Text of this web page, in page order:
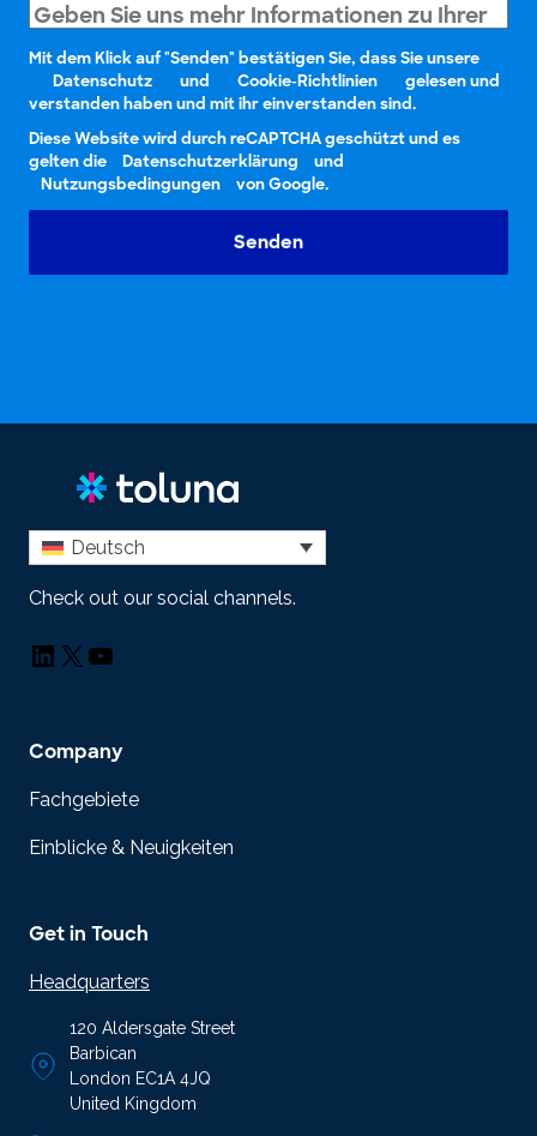
Mit dem Klick auf "Senden" bestätigen Sie, dass Sie unsere
Datenschutz
und Cookie-Richtlinien
gelesen und
verstanden haben und mit ihr einverstanden sind.
Diese Website wird durch reCAPTCHA geschützt und es
gelten die
Datenschutzerklärung
und
Nutzungsbedingungen
von Google.
Senden
Deutsch
Check out our social channels.
LinkedIn
X YouTube
Company
Fachgebiete
Einblicke & Neuigkeiten
Get in Touch
Headquarters
120 Aldersgate Street
Barbican
London EC1A 4JQ
United Kingdom